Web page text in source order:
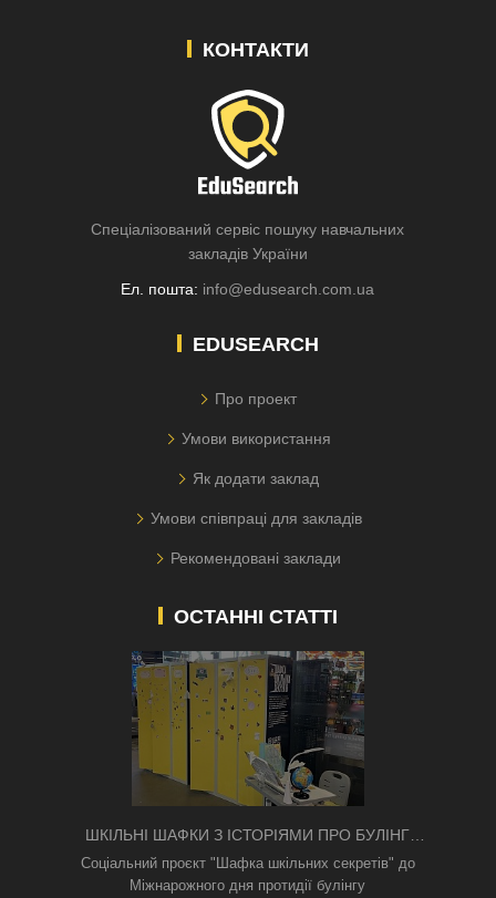
КОНТАКТИ
Спеціалізований сервіс пошуку навчальних
закладів України
Ел. пошта: info@edusearch.com.ua
EDUSEARCH
Про проект
Умови використання
Як додати заклад
Умови співпраці для закладів
Рекомендовані заклади
ОСТАННІ СТАТТІ
ШКІЛЬНІ ШАФКИ З ІСТОРІЯМИ ПРО БУЛІНГ
З'ЯВИЛИСЯ В КИЄВІ
Соціальний проєкт "Шафка шкільних секретів" до
Міжнарожного дня протидії булінгу